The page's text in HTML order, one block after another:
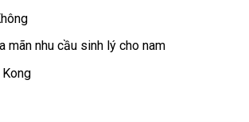
mãn nhu cầu sinh lý cho nam